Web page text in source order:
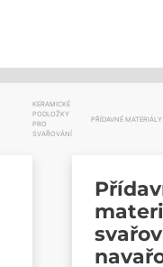
KERAMICKÉ
PODLOŽKY
PRO
SVAŘOVÁNÍ
PŘÍDAVNÉ